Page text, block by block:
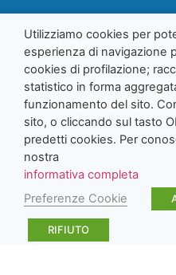
GDPR
Accessibilità
Nordcom S.p.a.
Utilizziamo cookies per
esperienza di navigazione
cookies di profilazione;
statistico in forma
funzionamento del sito.
sito, o cliccando sul tasto
predetti cookies. Per
nostra
informativa completa
Preferenze Cookie
RIFIUTO